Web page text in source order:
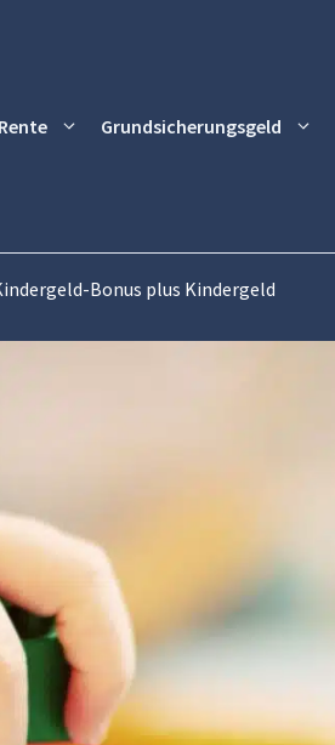
Rente Grundsicherungsgeld
Bonus plus Kindergeld